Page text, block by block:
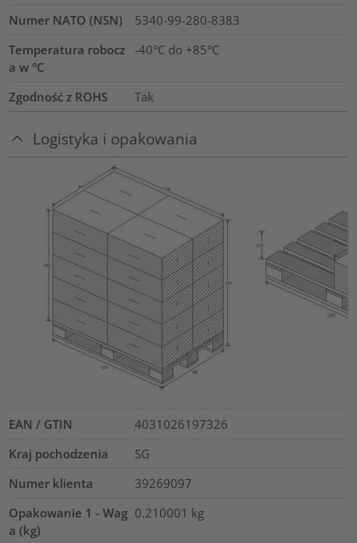
Numer NATO (NSN)
5340-99-280-8383
Temperatura robocz
a w °C
-40°C do +85°C
Zgodność z ROHS Tak
Logistyka i opakowania
EAN / GTIN
4031026197326
Kraj pochodzenia
SG
Numer klienta
39269097
Opakowanie 1 - Wag
a (kg)
0.210001 kg